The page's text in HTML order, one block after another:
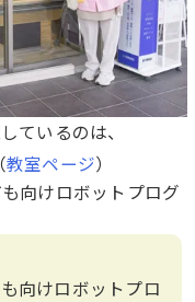
ているのは、
（教室ページ）
向けロボットプログ
向けロボットプロ